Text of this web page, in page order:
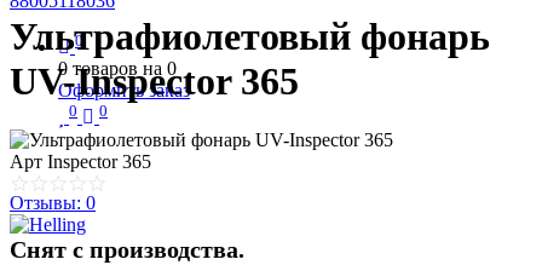
0
0 товаров на 0
Оформить заказ
0 0
Ультрафиолетовый фонарь
UV-Inspector 365
Арт Inspector 365
Отзывы: 0
Снят с производства.